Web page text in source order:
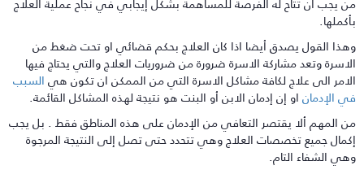
القول يصدق أيضا اذا كان العلاج بحكم قضائي او تحت ضغط من
وتعد مشاركة الاسرة ضرورة من ضروريات العلاجوالتي يحتاج فيها
الى علاج لكافة مشاكل الاسرة التي من الممكن ان تكون هيالسبب
الإدماناو إن إدمان الابن أو البنت هو نتيجة لهذه المشاكل القائمة.
المهم ألا يقتصر التعافي من الإدمان على هذه المناطق فقط . بل يجب
جميع تخصصات العلاج وهي تتحدد حتى تصل إلى النتيجة المرجوة
الشفاء التام.